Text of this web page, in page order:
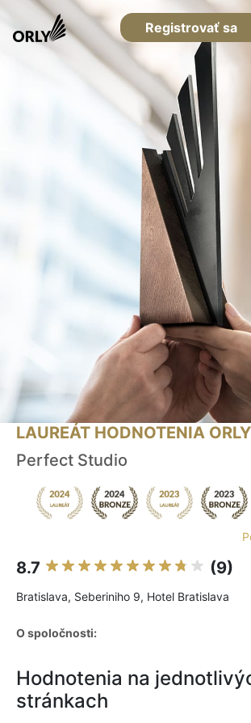
Registrovať sa
LAUREÁT HODNOTENIA ORLY
Perfect Studio
8.7 (9)
Bratislava, Seberiniho 9, Hotel Bratislava
O spoločnosti:
Hodnotenia na
stránkach